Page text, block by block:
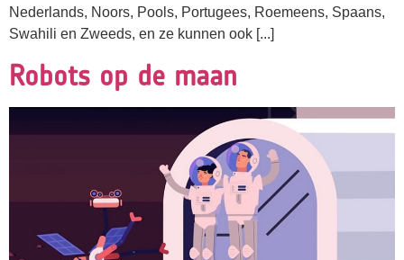
Nederlands, Noors, Pools, Portugees, Roemeens, Spaans,
Swahili en Zweeds, en ze kunnen ook [...]
Robots op de maan